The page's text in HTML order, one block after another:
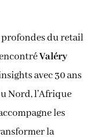
du retail
Valéry
avec 30 ans
Nord, l’Afrique
les
la